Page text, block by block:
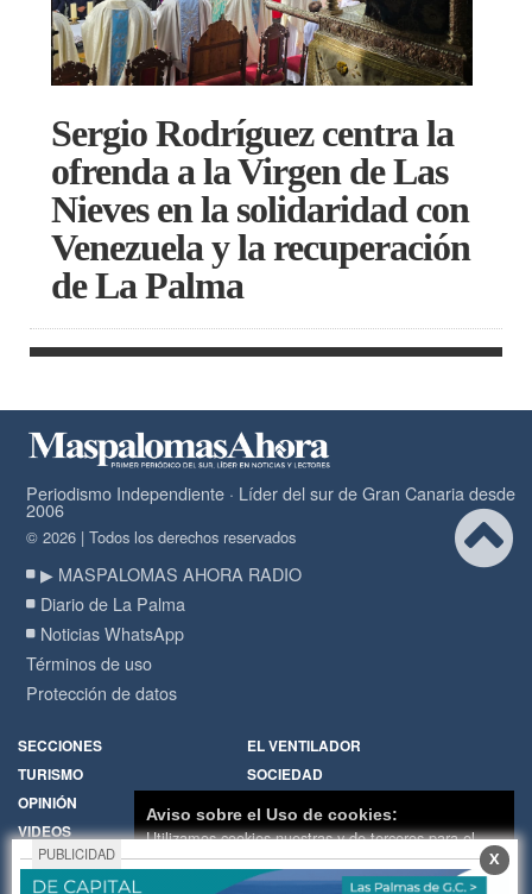
Sergio Rodríguez centra la
ofrenda a la Virgen de Las
Nieves en la solidaridad con
Venezuela y la recuperación
de La Palma
Periodismo Independiente · Líder del sur de Gran Canaria desde
2006
© 2026 | Todos los derechos reservados
▶ MASPALOMAS AHORA RADIO
Diario de La Palma
Noticias WhatsApp
Términos de uso
Protección de datos
SECCIONES
EL VENTILADOR
TURISMO
SOCIEDAD
OPINIÓN
VIDEOS
RADIO
Política de Cookies Hemeroteca
PUBLICIDAD X
Aviso sobre el Uso de cookies:
Utilizamos cookies nuestras y de terceros para el
funcionamiento del digital. Puedes consultar la lista